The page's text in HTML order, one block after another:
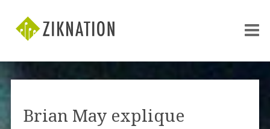
Brian May explique